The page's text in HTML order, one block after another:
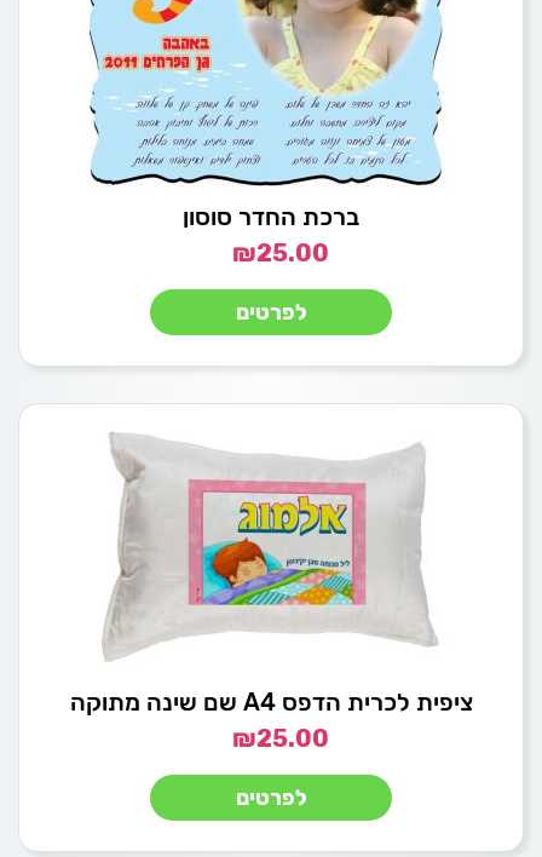
ברכת החדר סוסון
₪25.00
לפרטים
ציפית לכרית הדפס A4 שם שינה מתוקה
₪25.00
לפרטים